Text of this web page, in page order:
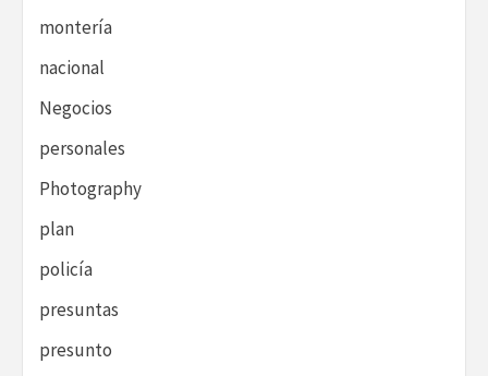
montería
nacional
Negocios
personales
Photography
plan
policía
presuntas
presunto